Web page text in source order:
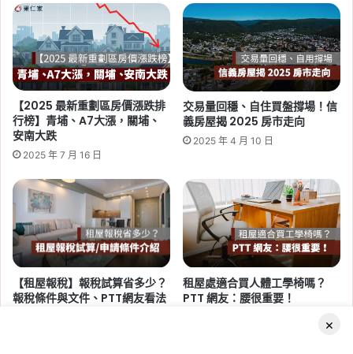
2026-06-29
桃園社會住宅續租租金 2026：
蘆竹一號、平鎮一號、八德三號
社宅分 3 年緩漲
Tag:桃園,桃園社宅基地,桃園社宅懶人包,桃園
社宅戶數
桃園租屋,社會住宅
會住宅申請
2026-06-16
桃園航空城 2 大社會住宅啟
復
育
千
隻
小
龜、
持
造
林
【2025 最新重劃區房價漲跌排
行榜】青埔、A7大漲，關埔、
安南大跌
2025 年 7 月 16 日
交易量回穩、自住買盤撐場！信
義房屋揭 2025 房市走向
2025 年 4 月 10 日
【租屋報稅】報稅試算省多少？
報稅條件與文件、PTT網友看法
租屋處適合買人體工學椅嗎？
PTT 網友：腰很重要！
×